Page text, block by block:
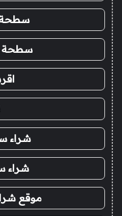
سطحة
سطحة
شراء
شراء
موقع